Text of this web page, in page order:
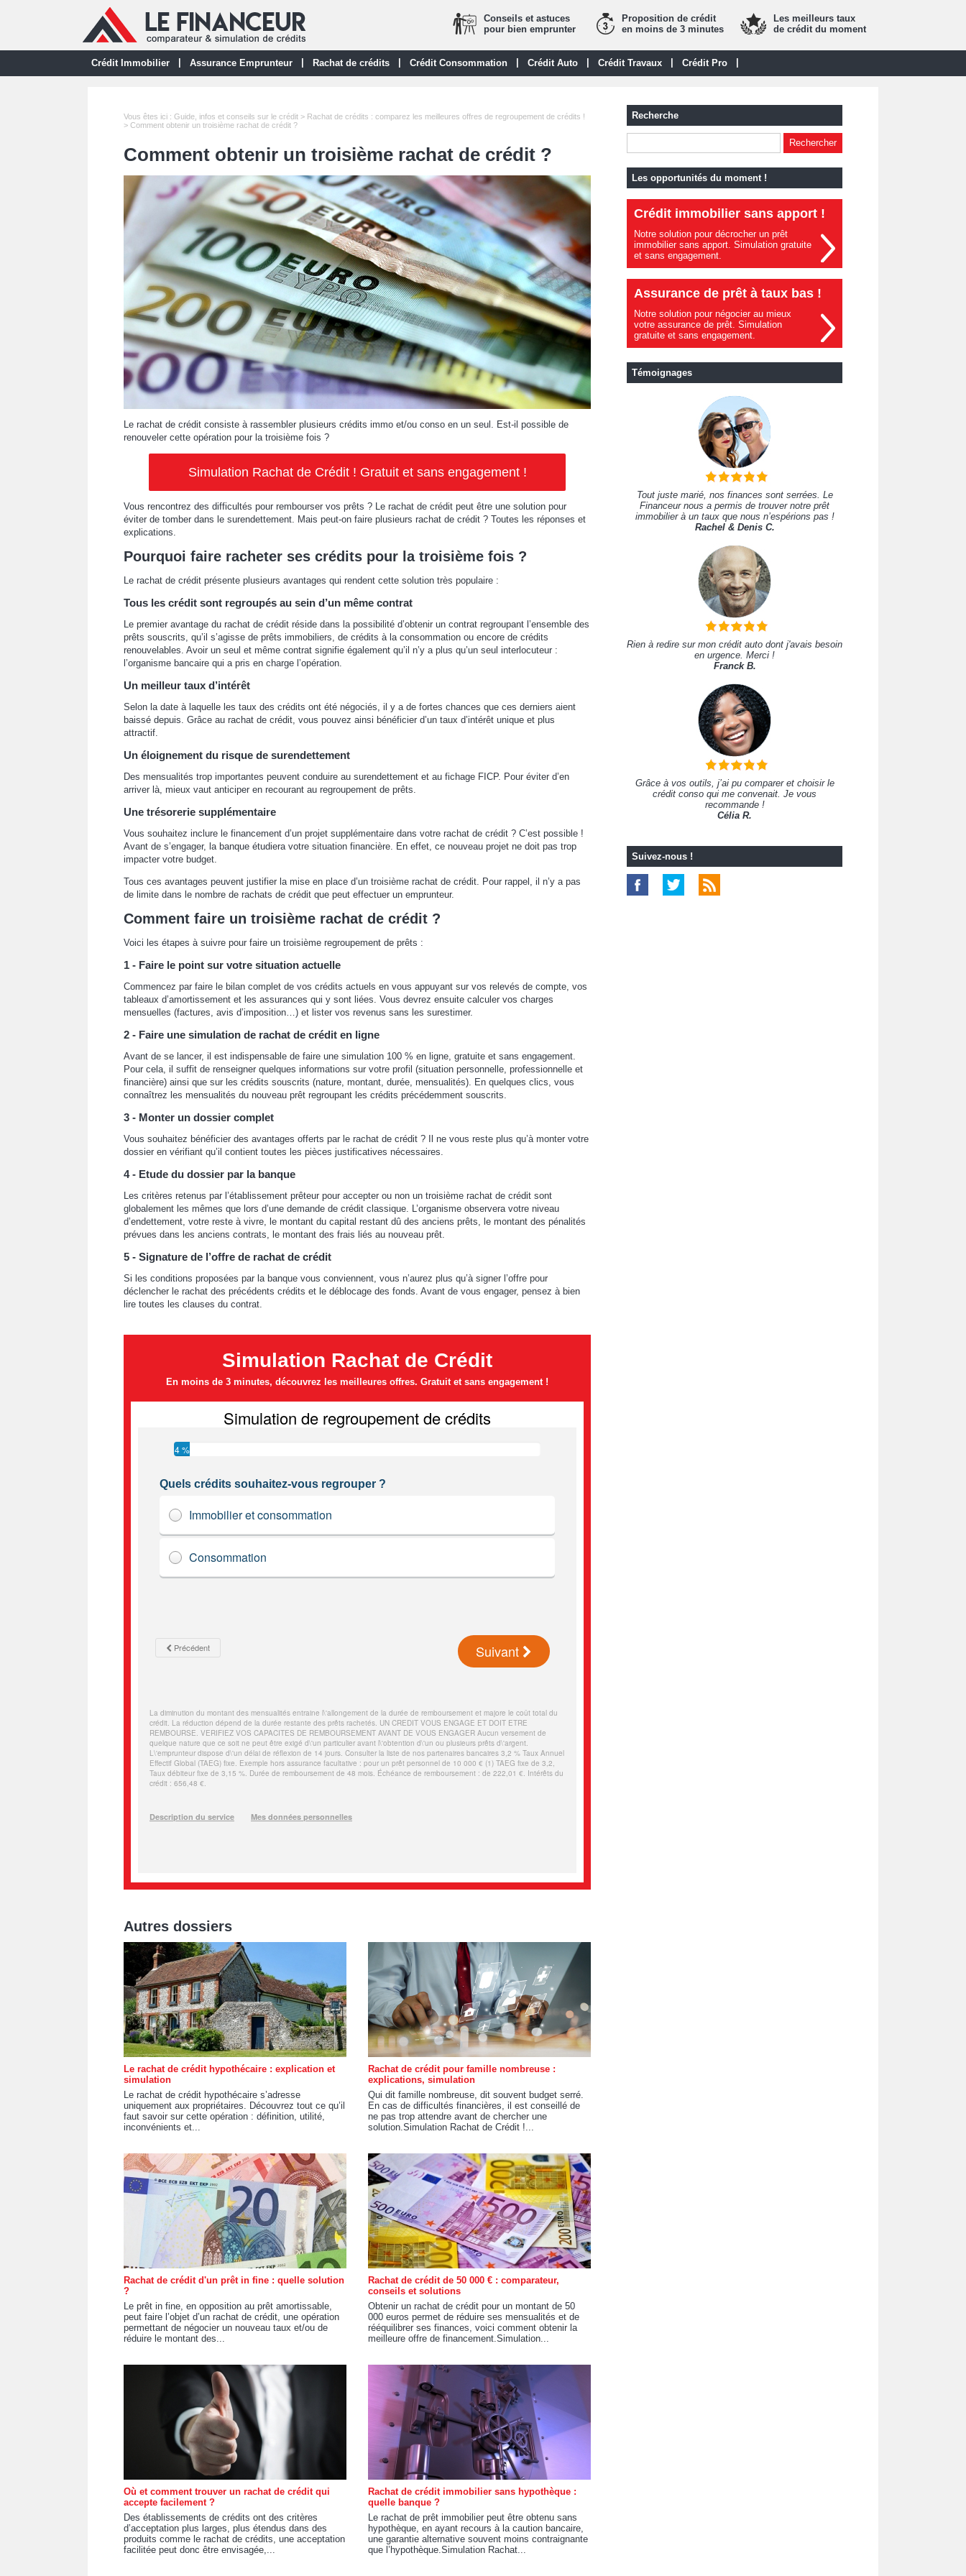
Les meilleurs taux
de crédit du moment
Conseils et astuces
pour bien emprunter
Proposition de crédit
en moins de 3 minutes
Crédit Immobilier Assurance Emprunteur Rachat de crédits Crédit Consommation Crédit Auto Crédit Travaux Crédit Pro
Vous êtes ici : Guide, infos et conseils sur le crédit > Rachat de crédits : comparez les meilleures offres de regroupement de crédits !
> Comment obtenir un troisième rachat de crédit ?
Comment obtenir un troisième rachat de crédit ?
Le rachat de crédit consiste à rassembler plusieurs crédits immo et/ou conso en un seul. Est-il possible de
renouveler cette opération pour la troisième fois ?
Simulation Rachat de Crédit ! Gratuit et sans engagement !
Vous rencontrez des difficultés pour rembourser vos prêts ? Le rachat de crédit peut être une solution pour
éviter de tomber dans le surendettement. Mais peut-on faire plusieurs rachat de crédit ? Toutes les réponses et
explications.
Pourquoi faire racheter ses crédits pour la troisième fois ?
Le rachat de crédit présente plusieurs avantages qui rendent cette solution très populaire :
Tous les crédit sont regroupés au sein d’un même contrat
Le premier avantage du rachat de crédit réside dans la possibilité d’obtenir un contrat regroupant l’ensemble des
prêts souscrits, qu’il s’agisse de prêts immobiliers, de crédits à la consommation ou encore de crédits
renouvelables. Avoir un seul et même contrat signifie également qu’il n’y a plus qu’un seul interlocuteur :
l’organisme bancaire qui a pris en charge l’opération.
Un meilleur taux d’intérêt
Selon la date à laquelle les taux des crédits ont été négociés, il y a de fortes chances que ces derniers aient
baissé depuis. Grâce au rachat de crédit, vous pouvez ainsi bénéficier d’un taux d’intérêt unique et plus
attractif.
Un éloignement du risque de surendettement
Des mensualités trop importantes peuvent conduire au surendettement et au fichage FICP. Pour éviter d’en
arriver là, mieux vaut anticiper en recourant au regroupement de prêts.
Une trésorerie supplémentaire
Vous souhaitez inclure le financement d’un projet supplémentaire dans votre rachat de crédit ? C’est possible !
Avant de s’engager, la banque étudiera votre situation financière. En effet, ce nouveau projet ne doit pas trop
impacter votre budget.
Tous ces avantages peuvent justifier la mise en place d’un troisième rachat de crédit. Pour rappel, il n’y a pas
de limite dans le nombre de rachats de crédit que peut effectuer un emprunteur.
Comment faire un troisième rachat de crédit ?
Voici les étapes à suivre pour faire un troisième regroupement de prêts :
1 - Faire le point sur votre situation actuelle
Commencez par faire le bilan complet de vos crédits actuels en vous appuyant sur vos relevés de compte, vos
tableaux d’amortissement et les assurances qui y sont liées. Vous devrez ensuite calculer vos charges
mensuelles (factures, avis d’imposition…) et lister vos revenus sans les surestimer.
2 - Faire une simulation de rachat de crédit en ligne
Avant de se lancer, il est indispensable de faire une simulation 100 % en ligne, gratuite et sans engagement.
Pour cela, il suffit de renseigner quelques informations sur votre profil (situation personnelle, professionnelle et
financière) ainsi que sur les crédits souscrits (nature, montant, durée, mensualités). En quelques clics, vous
connaîtrez les mensualités du nouveau prêt regroupant les crédits précédemment souscrits.
3 - Monter un dossier complet
Vous souhaitez bénéficier des avantages offerts par le rachat de crédit ? Il ne vous reste plus qu’à monter votre
dossier en vérifiant qu’il contient toutes les pièces justificatives nécessaires.
4 - Etude du dossier par la banque
Les critères retenus par l’établissement prêteur pour accepter ou non un troisième rachat de crédit sont
globalement les mêmes que lors d’une demande de crédit classique. L’organisme observera votre niveau
d’endettement, votre reste à vivre, le montant du capital restant dû des anciens prêts, le montant des pénalités
prévues dans les anciens contrats, le montant des frais liés au nouveau prêt.
5 - Signature de l’offre de rachat de crédit
Si les conditions proposées par la banque vous conviennent, vous n’aurez plus qu’à signer l’offre pour
déclencher le rachat des précédents crédits et le déblocage des fonds. Avant de vous engager, pensez à bien
lire toutes les clauses du contrat.
Simulation Rachat de Crédit
En moins de 3 minutes, découvrez les meilleures offres. Gratuit et sans engagement !
Autres dossiers
Le rachat de crédit hypothécaire : explication et
simulation
Le rachat de crédit hypothécaire s’adresse
uniquement aux propriétaires. Découvrez tout ce qu’il
faut savoir sur cette opération : définition, utilité,
inconvénients et...
Rachat de crédit pour famille nombreuse :
explications, simulation
Qui dit famille nombreuse, dit souvent budget serré.
En cas de difficultés financières, il est conseillé de
ne pas trop attendre avant de chercher une
solution.Simulation Rachat de Crédit !...
Rachat de crédit d'un prêt in fine : quelle solution
?
Le prêt in fine, en opposition au prêt amortissable,
peut faire l’objet d’un rachat de crédit, une opération
permettant de négocier un nouveau taux et/ou de
réduire le montant des...
Rachat de crédit de 50 000 € : comparateur,
conseils et solutions
Obtenir un rachat de crédit pour un montant de 50
000 euros permet de réduire ses mensualités et de
rééquilibrer ses finances, voici comment obtenir la
meilleure offre de financement.Simulation...
Où et comment trouver un rachat de crédit qui
accepte facilement ?
Des établissements de crédits ont des critères
d’acceptation plus larges, plus étendus dans des
produits comme le rachat de crédits, une acceptation
facilitée peut donc être envisagée,...
Rachat de crédit immobilier sans hypothèque :
quelle banque ?
Le rachat de prêt immobilier peut être obtenu sans
hypothèque, en ayant recours à la caution bancaire,
une garantie alternative souvent moins contraignante
que l’hypothèque.Simulation Rachat...
Recherche
Les opportunités du moment !
Crédit immobilier sans apport !
Notre solution pour décrocher un prêt
immobilier sans apport. Simulation gratuite
et sans engagement.
Assurance de prêt à taux bas !
Notre solution pour négocier au mieux
votre assurance de prêt. Simulation
gratuite et sans engagement.
Témoignages
Tout juste marié, nos finances sont serrées. Le
Financeur nous a permis de trouver notre prêt
immobilier à un taux que nous n’espérions pas !
Rachel & Denis C.
Rien à redire sur mon crédit auto dont j'avais besoin
en urgence. Merci !
Franck B.
Grâce à vos outils, j’ai pu comparer et choisir le
crédit conso qui me convenait. Je vous
recommande !
Célia R.
Suivez-nous !